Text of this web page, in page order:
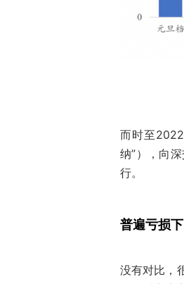
而时至
纳”），向
行。
普遍亏损
没有对比，